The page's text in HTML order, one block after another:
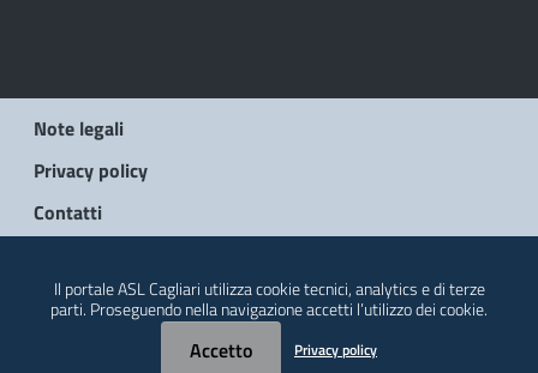
Note legali
Privacy policy
Contatti
Il portale ASL Cagliari utilizza cookie tecnici, analytics e di terze
parti. Proseguendo nella navigazione accetti l’utilizzo dei cookie.
Accetto Privacy policy